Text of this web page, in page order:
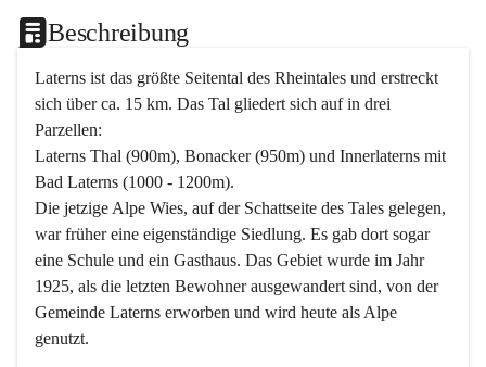
Beschreibung
Laterns ist das größte Seitental des Rheintales und erstreckt
sich über ca. 15 km. Das Tal gliedert sich auf in drei
Parzellen:
Laterns Thal (900m), Bonacker (950m) und Innerlaterns mit
Bad Laterns (1000 - 1200m).
Die jetzige Alpe Wies, auf der Schattseite des Tales gelegen,
war früher eine eigenständige Siedlung. Es gab dort sogar
eine Schule und ein Gasthaus. Das Gebiet wurde im Jahr
1925, als die letzten Bewohner ausgewandert sind, von der
Gemeinde Laterns erworben und wird heute als Alpe
genutzt.